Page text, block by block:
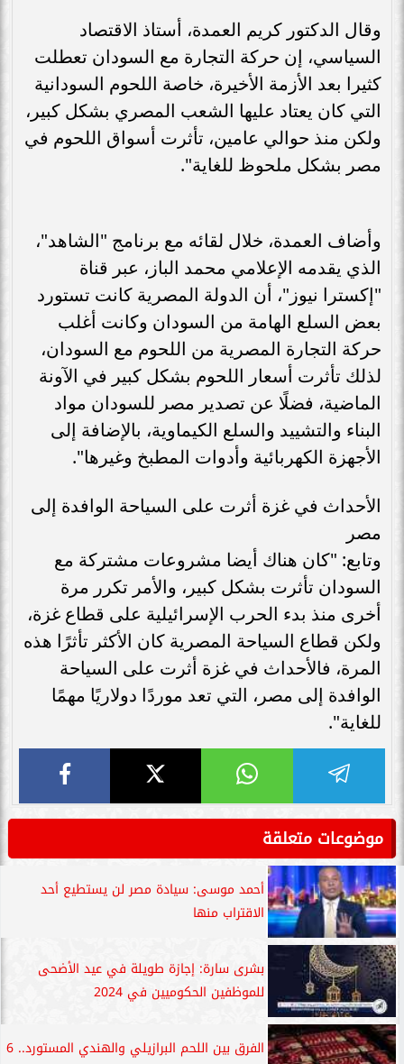
وقال الدكتور كريم العمدة، أستاذ الاقتصاد
السياسي، إن حركة التجارة مع السودان تعطلت
كثيرا بعد الأزمة الأخيرة، خاصة اللحوم السودانية
التي كان يعتاد عليها الشعب المصري بشكل كبير،
ولكن منذ حوالي عامين، تأثرت أسواق اللحوم في
مصر بشكل ملحوظ للغاية".
وأضاف العمدة، خلال لقائه مع برنامج "الشاهد"،
الذي يقدمه الإعلامي محمد الباز، عبر قناة
"إكسترا نيوز"، أن الدولة المصرية كانت تستورد
بعض السلع الهامة من السودان وكانت أغلب
حركة التجارة المصرية من اللحوم مع السودان،
لذلك تأثرت أسعار اللحوم بشكل كبير في الآونة
الماضية، فضلًا عن تصدير مصر للسودان مواد
البناء والتشييد والسلع الكيماوية، بالإضافة إلى
الأجهزة الكهربائية وأدوات المطبخ وغيرها".
الأحداث في غزة أثرت على السياحة الوافدة إلى
مصر
وتابع: "كان هناك أيضا مشروعات مشتركة مع
السودان تأثرت بشكل كبير، والأمر تكرر مرة
أخرى منذ بدء الحرب الإسرائيلية على قطاع غزة،
ولكن قطاع السياحة المصرية كان الأكثر تأثرًا هذه
المرة، فالأحداث في غزة أثرت على السياحة
الوافدة إلى مصر، التي تعد موردًا دولاريًا مهمًا
للغاية".
موضوعات متعلقة
أحمد موسى: سيادة مصر لن يستطيع أحد
الاقتراب منها
بشرى سارة: إجازة طويلة في عيد الأضحى
للموظفين الحكوميين في 2024
الفرق بين اللحم البرازيلي والهندي المستورد.. 6